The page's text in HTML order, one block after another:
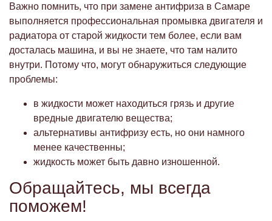
Важно помнить, что при замене антифриза в Самаре
выполняется профессиональная промывка двигателя и
радиатора от старой жидкости тем более, если вам
досталась машина, и вы не знаете, что там налито
внутри. Потому что, могут обнаружиться следующие
проблемы:
в жидкости может находиться грязь и другие
вредные двигателю вещества;
альтернативы антифризу есть, но они намного
менее качественны;
жидкость может быть давно изношенной.
Обращайтесь, мы всегда
поможем!